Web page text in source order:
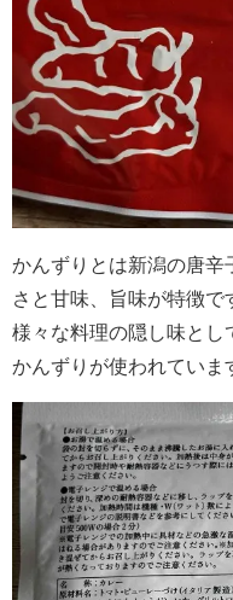
かんずりとは新潟の唐辛
さと甘味、旨味が特徴で
様々な料理の隠し味とし
かんずりが使われていま